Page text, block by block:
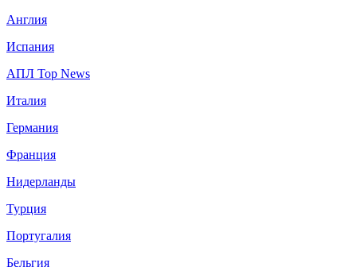
Англия
Испания
АПЛ Top News
Италия
Германия
Франция
Нидерланды
Турция
Португалия
Бельгия